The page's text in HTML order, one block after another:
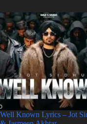
Well Known Lyrics – Jot